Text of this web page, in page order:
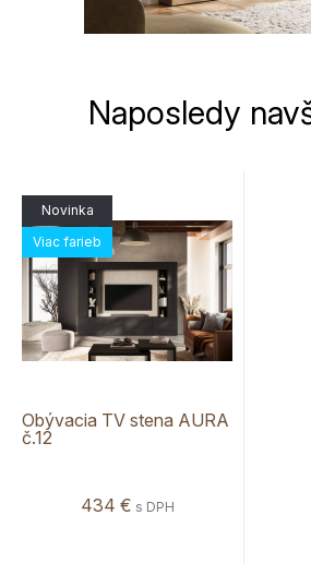
Naposledy
Obývacia TV stena AURA
č.12
Novinka
Viac farieb
434 € s DPH